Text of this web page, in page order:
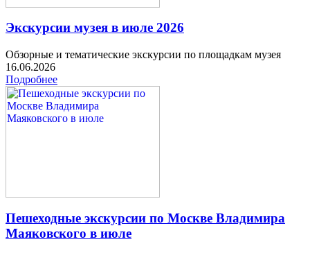
Экскурсии музея в июле 2026
Обзорные и тематические экскурсии по площадкам музея
16.06.2026
Подробнее
Пешеходные экскурсии по Москве Владимира
Маяковского в июле